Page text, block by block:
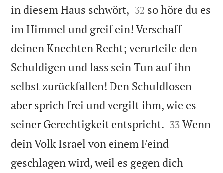
in diesem Haus schwört, 

32 so höre du es
im Himmel und greif ein! Verschaff
deinen Knechten Recht; verurteile den
Schuldigen und lass sein Tun auf ihn
selbst zurückfallen! Den Schuldlosen
aber sprich frei und vergilt ihm, wie es
seiner Gerechtigkeit entspricht. 

33 Wenn
dein Volk Israel von einem Feind
geschlagen wird, weil es gegen dich